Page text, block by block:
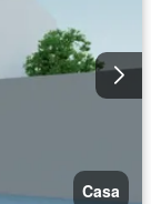
Casa